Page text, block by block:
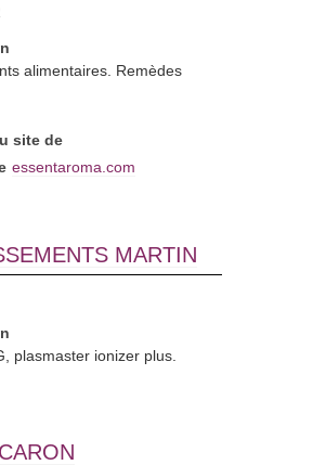
alimentaires. Remèdes
site de
essentaroma.com
MARTIN
plasmaster ionizer plus.